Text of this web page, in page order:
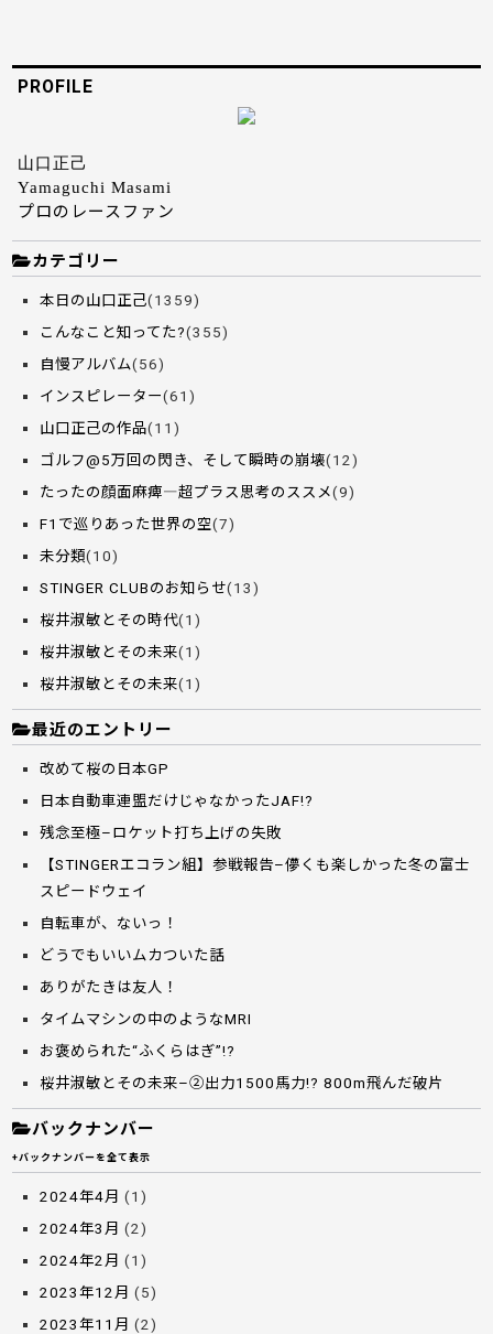
PROFILE
山口正己
Yamaguchi Masami
プロのレースファン
カテゴリー
本日の山口正己(1359)
こんなこと知ってた?(355)
自慢アルバム(56)
インスピレーター(61)
山口正己の作品(11)
ゴルフ@5万回の閃き、そして瞬時の崩壊(12)
たったの顔面麻痺―超プラス思考のススメ(9)
F1で巡りあった世界の空(7)
未分類(10)
STINGER CLUBのお知らせ(13)
桜井淑敏とその時代(1)
桜井淑敏とその未来(1)
桜井淑敏とその未来(1)
最近のエントリー
改めて桜の日本GP
日本自動車連盟だけじゃなかったJAF!?
残念至極–ロケット打ち上げの失敗
【STINGERエコラン組】参戦報告–儚くも楽しかった冬の富士
スピードウェイ
自転車が、ないっ！
どうでもいいムカついた話
ありがたきは友人！
タイムマシンの中のようなMRI
お褒められた“ふくらはぎ”!?
桜井淑敏とその未来–②出力1500馬力!? 800m飛んだ破片
バックナンバー
+バックナンバーを全て表示
2024年4月 (1)
2024年3月 (2)
2024年2月 (1)
2023年12月 (5)
2023年11月 (2)